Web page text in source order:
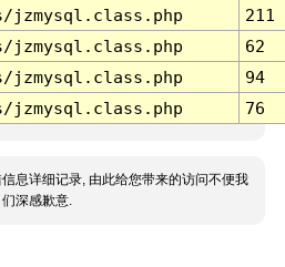
jzmysql.class.php
211
jzmysql.class.php
62
jzmysql.class.php
94
jzmysql.class.php 76
息详细记录, 由此给您带来的访问不便我
们深感歉意.